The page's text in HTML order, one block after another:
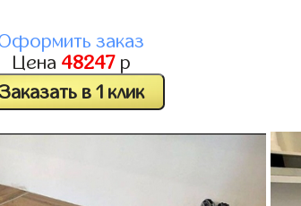
заказ
Цена 48247р
в 1 клик